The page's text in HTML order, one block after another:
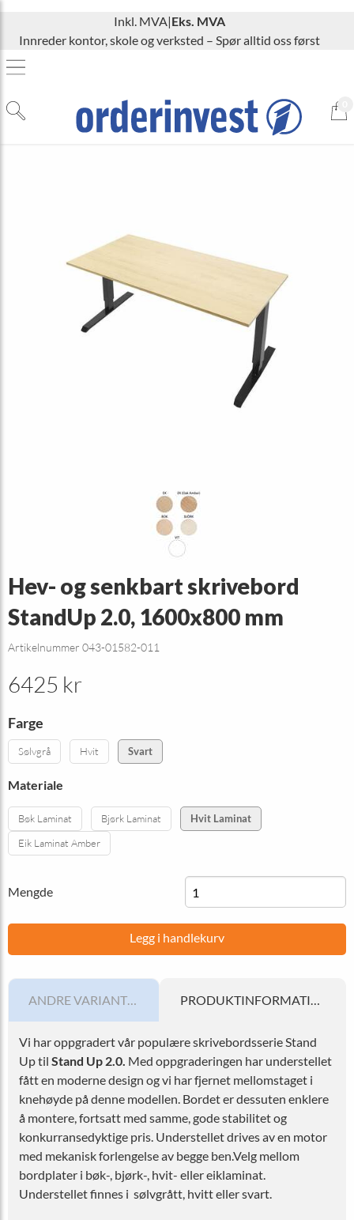
Inkl. MVA|Eks. MVA
Innreder kontor, skole og verksted – Spør alltid oss først
Hev- og senkbart skrivebord
StandUp 2.0, 1600x800 mm
Artikelnummer 043-01582-011
6425 kr
Farge
Sølvgrå Hvit Svart
Materiale
Bøk Laminat Bjørk Laminat
Hvit Laminat
Eik Laminat Amber
Mengde
Legg i handlekurv
ANDRE VARIANTER PRODUKTINFORMATION
Vi har oppgradert vår populære skrivebordsserie Stand
Up til Stand Up 2.0. Med oppgraderingen har understellet
fått en moderne design og vi har fjernet mellomstaget i
knehøyde på denne modellen. Bordet er dessuten enklere
å montere, fortsatt med samme, gode stabilitet og
konkurransedyktige pris. Understellet drives av en motor
med mekanisk forlengelse av begge ben.Velg mellom
bordplater i bøk-, bjørk-, hvit- eller eiklaminat.
Understellet finnes i sølvgrått, hvitt eller svart.